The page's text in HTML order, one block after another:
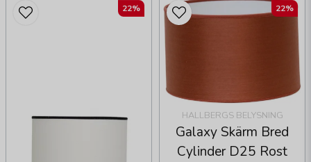
22%
HALLBERGS BELYSNING
Galaxy Skärm Bred
Cylinder D25 Rost
22%